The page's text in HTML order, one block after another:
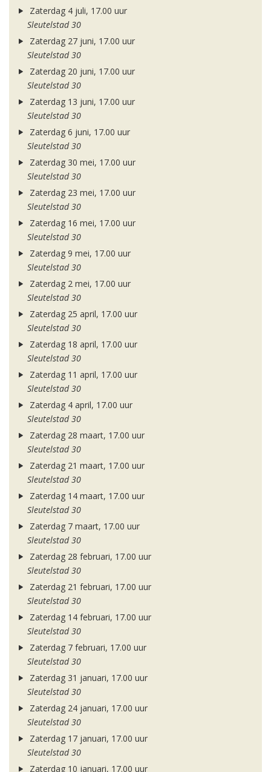
Zaterdag 4 juli, 17.00 uur
Sleutelstad 30
Zaterdag 27 juni, 17.00 uur
Sleutelstad 30
Zaterdag 20 juni, 17.00 uur
Sleutelstad 30
Zaterdag 13 juni, 17.00 uur
Sleutelstad 30
Zaterdag 6 juni, 17.00 uur
Sleutelstad 30
Zaterdag 30 mei, 17.00 uur
Sleutelstad 30
Zaterdag 23 mei, 17.00 uur
Sleutelstad 30
Zaterdag 16 mei, 17.00 uur
Sleutelstad 30
Zaterdag 9 mei, 17.00 uur
Sleutelstad 30
Zaterdag 2 mei, 17.00 uur
Sleutelstad 30
Zaterdag 25 april, 17.00 uur
Sleutelstad 30
Zaterdag 18 april, 17.00 uur
Sleutelstad 30
Zaterdag 11 april, 17.00 uur
Sleutelstad 30
Zaterdag 4 april, 17.00 uur
Sleutelstad 30
Zaterdag 28 maart, 17.00 uur
Sleutelstad 30
Zaterdag 21 maart, 17.00 uur
Sleutelstad 30
Zaterdag 14 maart, 17.00 uur
Sleutelstad 30
Zaterdag 7 maart, 17.00 uur
Sleutelstad 30
Zaterdag 28 februari, 17.00 uur
Sleutelstad 30
Zaterdag 21 februari, 17.00 uur
Sleutelstad 30
Zaterdag 14 februari, 17.00 uur
Sleutelstad 30
Zaterdag 7 februari, 17.00 uur
Sleutelstad 30
Zaterdag 31 januari, 17.00 uur
Sleutelstad 30
Zaterdag 24 januari, 17.00 uur
Sleutelstad 30
Zaterdag 17 januari, 17.00 uur
Sleutelstad 30
Zaterdag 10 januari, 17.00 uur